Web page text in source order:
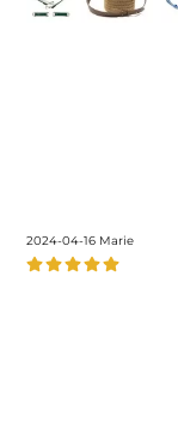
2024-04-16 Marie